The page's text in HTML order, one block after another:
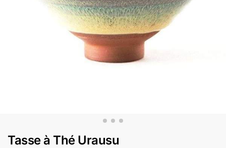
Tasse à Thé Urausu